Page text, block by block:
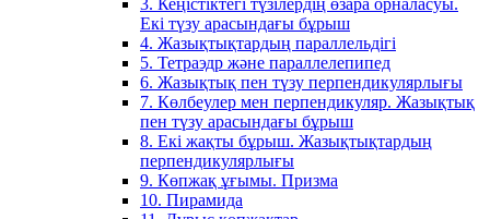
Екі түзу арасындағы бұрыш
4. Жазықтықтардың параллельдігі
5. Тетраэдр және параллелепипед
6. Жазықтық пен түзу перпендикулярлығы
7. Көлбеулер мен перпендикуляр. Жазықтық
пен түзу арасындағы бұрыш
8. Екі жақты бұрыш. Жазықтықтардың
перпендикулярлығы
9. Көпжақ ұғымы. Призма
10. Пирамида